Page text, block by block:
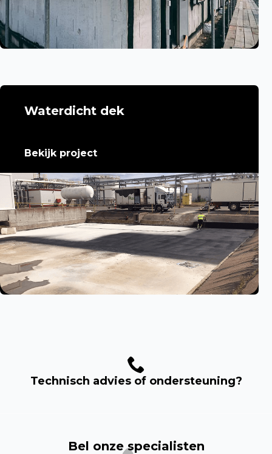
Waterdicht dek
Bekijk project
Technisch advies of ondersteuning?
Bel onze specialisten